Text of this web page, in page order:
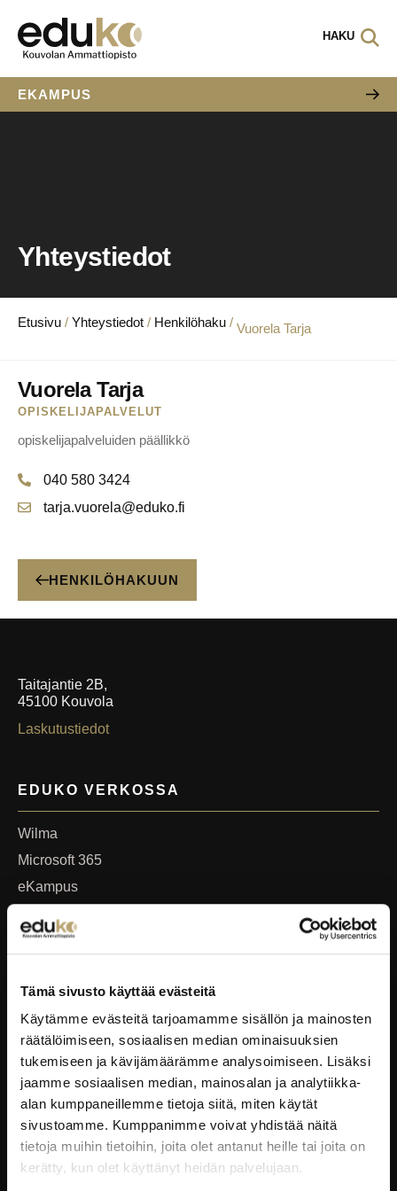
Tämä sivusto käyttää evästeitä
Käytämme evästeitä tarjoamamme sisällön ja mainosten
räätälöimiseen, sosiaalisen median ominaisuuksien
tukemiseen ja kävijämäärämme analysoimiseen. Lisäksi
jaamme sosiaalisen median, mainosalan ja analytiikka-
alan kumppaneillemme tietoja siitä, miten käytät
sivustoamme. Kumppanimme voivat yhdistää näitä
tietoja muihin tietoihin, joita olet antanut heille tai joita on
kerätty, kun olet käyttänyt heidän palvelujaan.
HAKU
EKAMPUS
Yhteystiedot
Etusivu / Yhteystiedot / Henkilöhaku / Vuorela Tarja
Vuorela Tarja
OPISKELIJAPALVELUT
opiskelijapalveluiden päällikkö
040 580 3424
tarja.vuorela@eduko.fi
HENKILÖHAKUUN
Taitajantie 2B,
45100 Kouvola
Laskutustiedot
EDUKO VERKOSSA
Wilma
Microsoft 365
eKampus
Ruokapaikka.fi
RAVINTOLAPALVELUT
EduCafé
Ruokalistat
Kokous-, koulutus- ja juhlapalvelut
Oiva-raportit
YRITYKSILLE